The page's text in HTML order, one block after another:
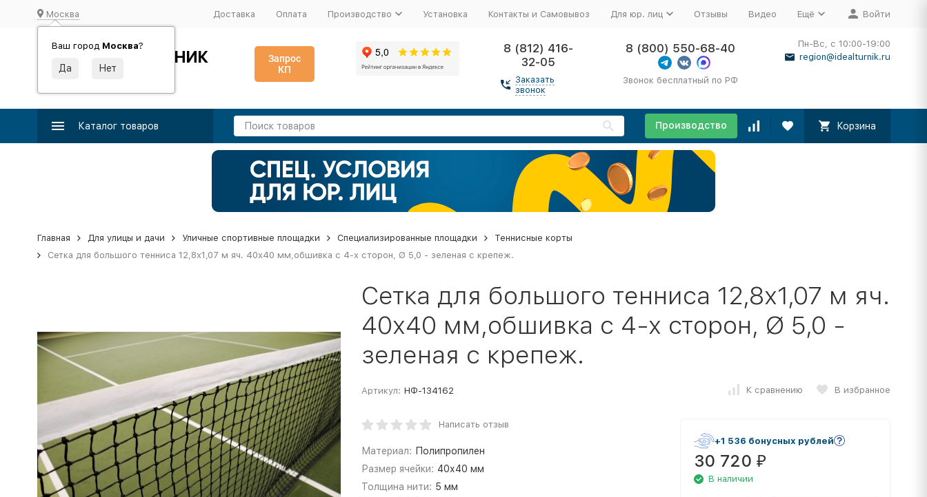
Москва
Ваш город Москва?
Доставка Оплата Производство Установка Контакты и Самовывоз Для юр. лиц Отзывы Видео Ещё Войти
ИДЕАЛЬНЫЙ ТУРНИК
Производство и поставка спортивного оборудования
Запрос
КП
8 (812) 416-
32-05
Заказать
звонок
8 (800) 550-68-40
Звонок бесплатный по РФ
Пн-Вс, с 10:00-19:00
region@idealturnik.ru
Каталог товаров Производство Корзина
Главная Для улицы и дачи Уличные спортивные площадки Специализированные площадки
Теннисные корты
Сетка для большого тенниса 12,8х1,07 м яч. 40х40 мм,обшивка с 4-х сторон, Ø 5,0 - зеленая с крепеж.
Сетка для большого тенниса 12,8х1,07 м яч.
40х40 мм,обшивка с 4-х сторон, Ø 5,0 -
зеленая с крепеж.
Артикул: НФ-134162 К сравнению В избранное
Написать отзыв
Материал: Полипропилен
Размер ячейки: 40х40 мм
Толщина нити: 5 мм
+1 536 бонусных рублей
30 720 ₽
В наличии